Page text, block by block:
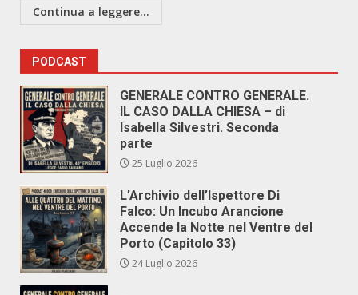
Continua a leggere...
PODCAST
GENERALE CONTRO GENERALE.
IL CASO DALLA CHIESA – di
Isabella Silvestri. Seconda
parte
25 Luglio 2026
L’Archivio dell’Ispettore Di
Falco: Un Incubo Arancione
Accende la Notte nel Ventre del
Porto (Capitolo 33)
24 Luglio 2026